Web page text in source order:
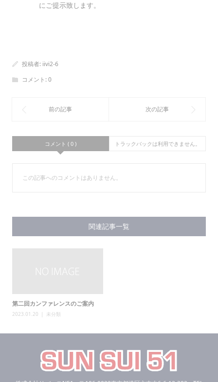
にご提示致します。
投稿者: iivi2-6
コメント:0
コメント ( 0 ) トラックバックは利用できません。
この記事へのコメントはありません。
関連記事一覧
第二回カンファレンスのご案内
2023.01.20 未分類